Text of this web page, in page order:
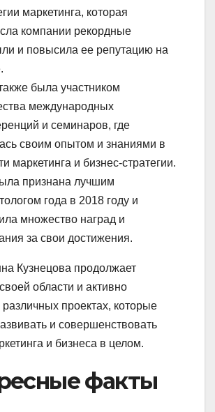
маркетинга, которая
компании рекордные
и повысила ее репутацию на
была участником
международных
и семинаров, где
своим опытом и знаниями в
маркетинга и бизнес-стратегии.
признана лучшим
года в 2018 году и
множество наград и
за свои достижения.
Кузнецова продолжает
области и активно
различных проектах, которые
и совершенствовать
и бизнеса в целом.
факты